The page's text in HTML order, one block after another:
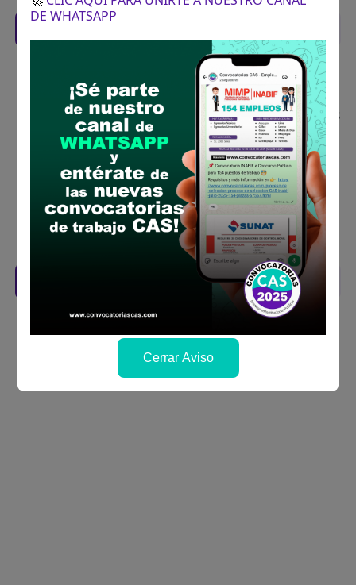
Descarga y revisa a detalle las bases del
concurso público
Antes de postular, verifica si cumples con los
requisitos para el puesto
Prepara tu documentación y presentalo en
la fechas y por los medios que indica las
bases
Revisar el cronograma para conocer cuando
se publicará los resultados
Descarga aquí las Bases
DE WHATSAPP
Cerrar Aviso